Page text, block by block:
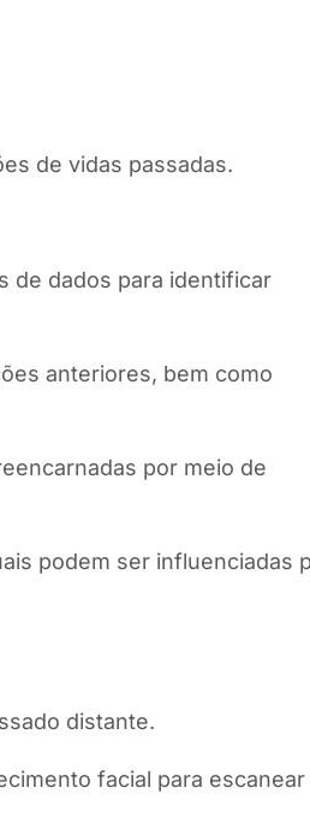
de vidas passadas.
de dados para identificar
anteriores, bem como
por meio de
podem ser influenciadas
distante.
facial para escanear